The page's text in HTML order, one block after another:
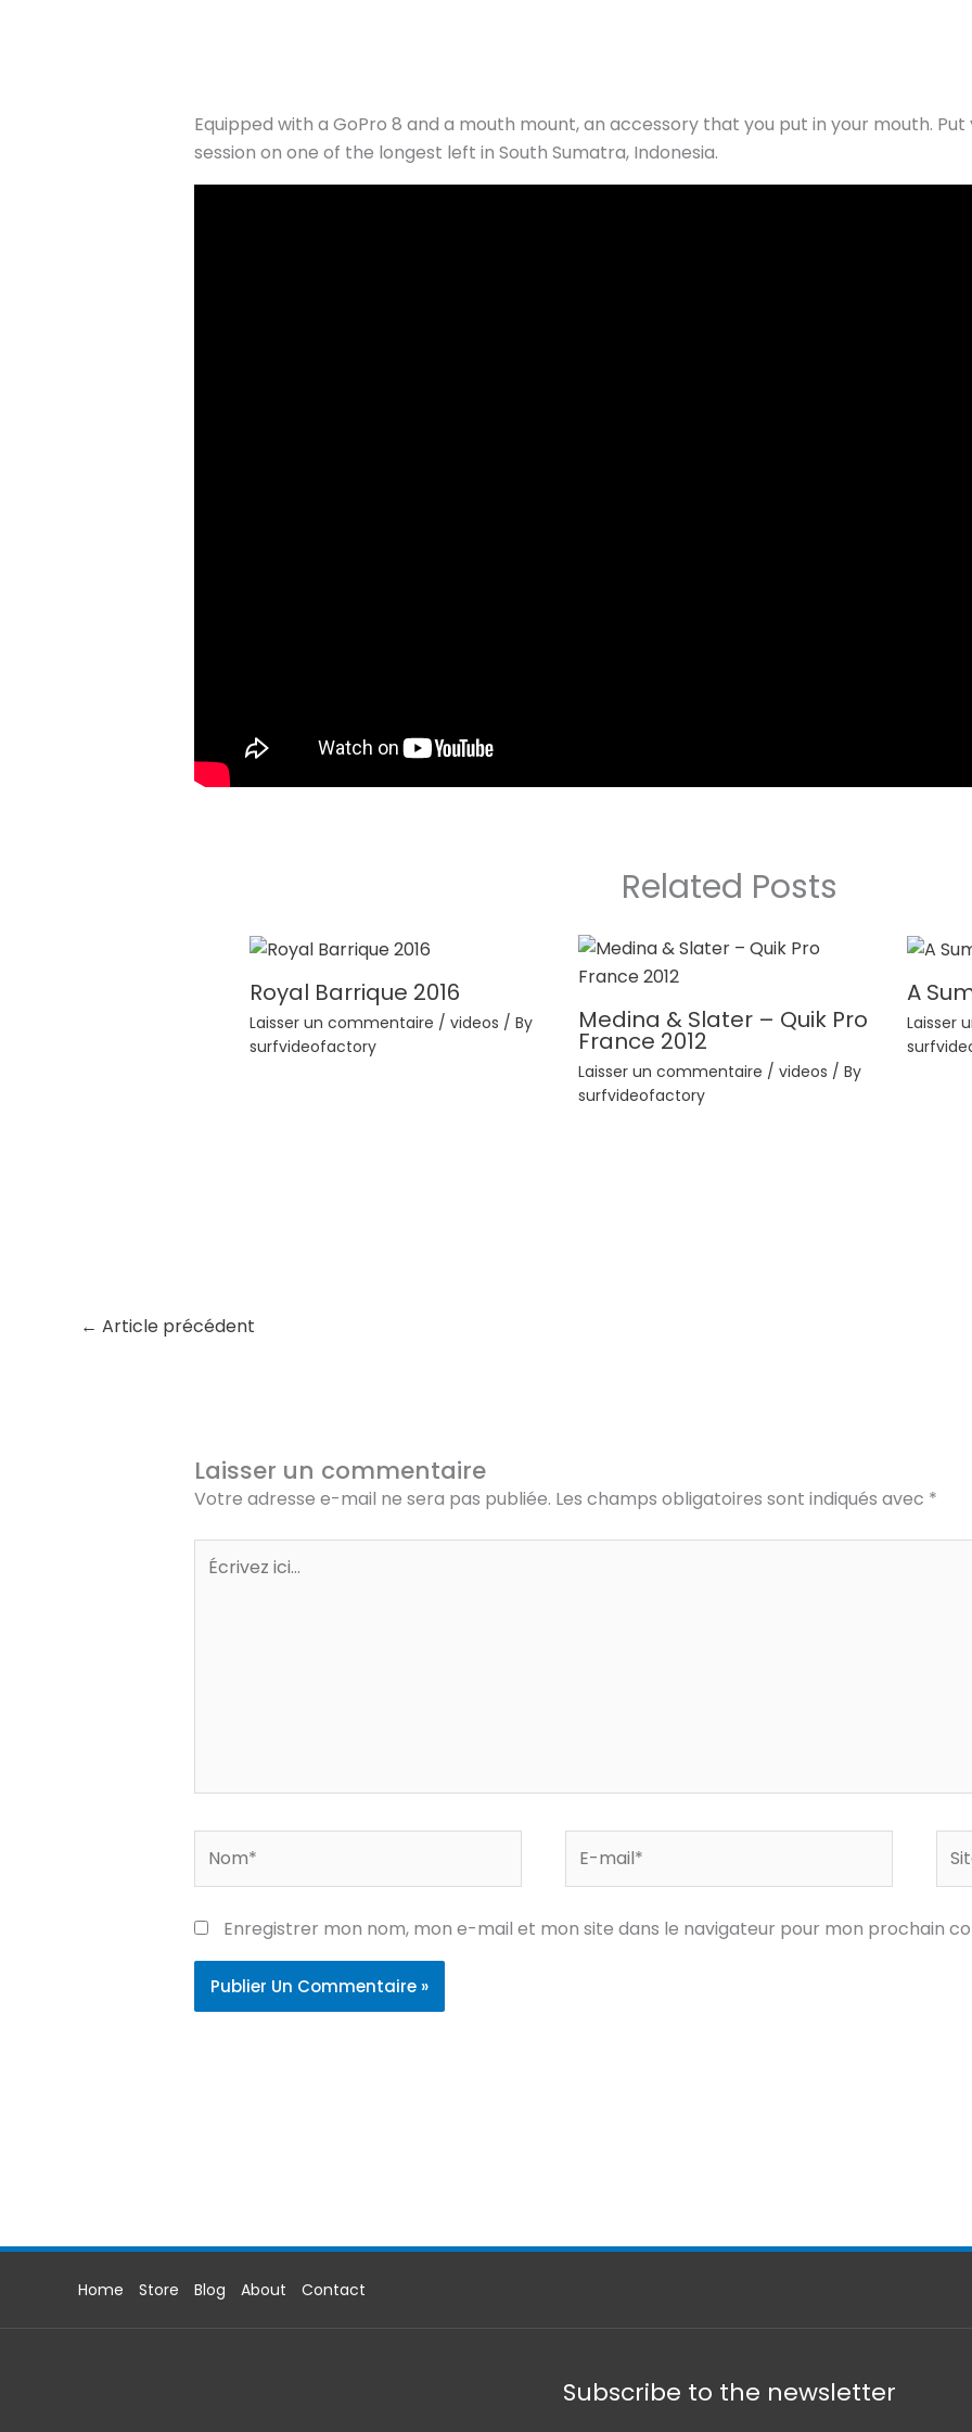
Equipped with a GoPro 8 and a mouth mount, an accessory that you put in your mouth.
session on one of the longest left in South Sumatra, Indonesia.
Related Posts
Royal Barrique 2016
Laisser un commentaire /videos / By
surfvideofactory
Medina & Slater – Quik Pro
France 2012
Laisser un commentaire /videos / By
surfvideofactory
A
Laisser
← Article précédent
Laisser un commentaire
Votre adresse e-mail ne sera pas publiée. Les champs obligatoires sont indiqués avec *
Écrivez
ici…
mail*
Enregistrer mon nom, mon e-mail et mon site dans le navigateur pour mon prochain
Home Store Blog About Contact
Subscribe to the newsletter